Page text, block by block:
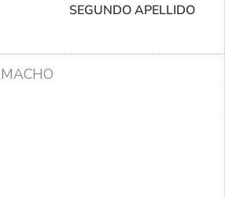
SEGUNDO APELLIDO